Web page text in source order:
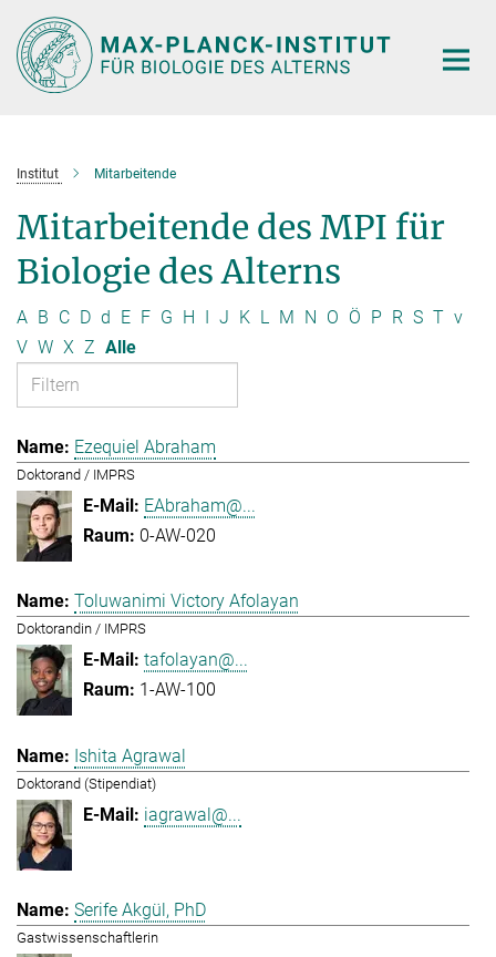
Hauptinhalt
Institut Mitarbeitende
Mitarbeitende des MPI für
Biologie des Alterns
A B C D d E F G H I J K L M N O Ö P R S T v
V W X Z Alle
Ezequiel Abraham
Doktorand / IMPRS
EAbraham@...
0-AW-020
Toluwanimi Victory Afolayan
Doktorandin / IMPRS
tafolayan@...
1-AW-100
Ishita Agrawal
Doktorand (Stipendiat)
iagrawal@...
Serife Akgül, PhD
Gastwissenschaftlerin